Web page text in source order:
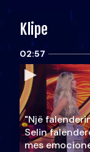
Klipe
02:57
"Një
Selin
mes